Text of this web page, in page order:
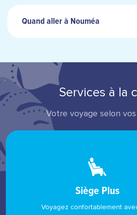
Quand aller à Nouméa
Services à la
Votre voyage selon vos
Siège Plus
Voyagez confortablement